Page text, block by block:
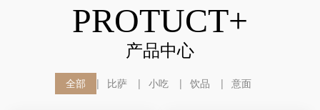
PROTUCT+
产品中心
全部 比萨 小吃 饮品 意面